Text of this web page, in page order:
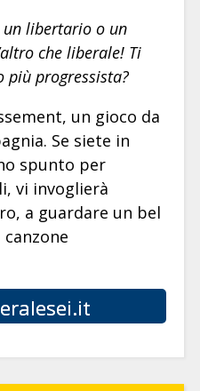
un libertario o un
che liberale! Ti
più progressista?
un gioco da
Se siete in
spunto per
vi invoglierà
a guardare un bel